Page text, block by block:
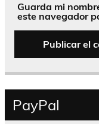
Guarda mi
este navegador
PayPal